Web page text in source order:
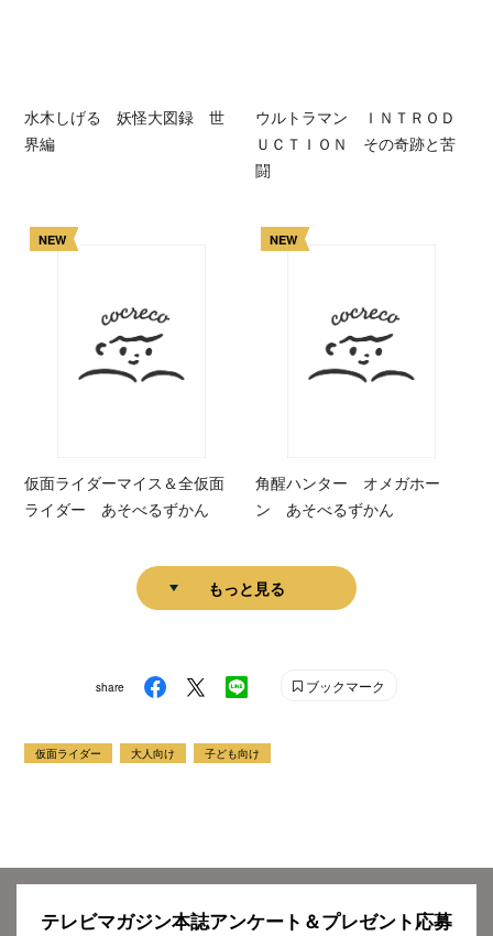
水木しげる 妖怪大図録 世
界編
ウルトラマン ＩＮＴＲＯＤ
ＵＣＴＩＯＮ その奇跡と苦
闘
NEW
仮面ライダーマイス＆全仮面
ライダー あそべるずかん
NEW
角醒ハンター オメガホー
ン あそべるずかん
もっと見る
share ブックマーク
仮面ライダー 大人向け 子ども向け
テレビマガジン本誌アンケート＆プレゼント応募